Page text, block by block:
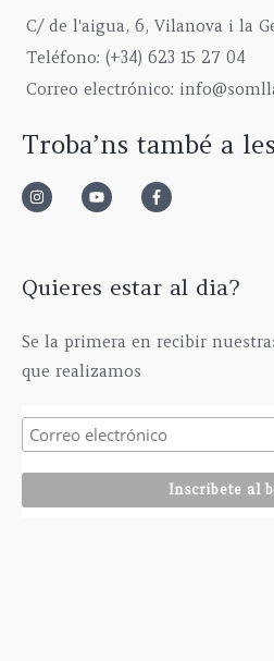
C/ de l'aigua, 6, Vilanova i la
Teléfono: (+34) 623 15 27 04
Correo electrónico:
Troba’ns també a
Quieres estar al dia?
Se la primera en recibir
que realizamos